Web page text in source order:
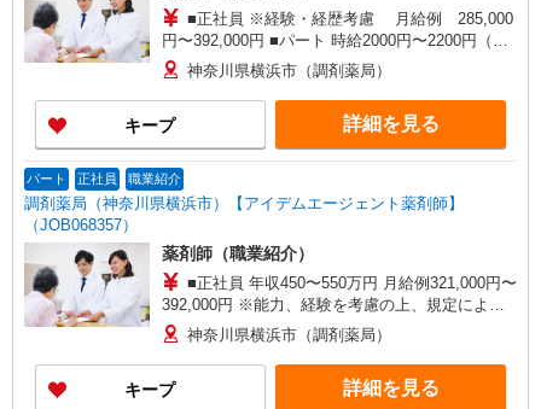
■正社員 ※経験・経歴考慮 月給例 285,000
円〜392,000円 ■パート 時給2000円〜2200円（経
験・経歴等を考慮） 週30時間以上出来る方歓迎
（平日のみ・午前のみは不可）
神奈川県横浜市（調剤薬局）
キープ 詳細を見る
パート 正社員 職業紹介
調剤薬局（神奈川県横浜市）【アイデムエージェント薬剤師】
（JOB068357）
薬剤師（職業紹介）
■正社員 年収450〜550万円 月給例321,000円〜
392,000円 ※能力、経験を考慮の上、規定により
決定します。 ※若手歓迎、34歳迄の調剤経験者 ■
パート 時給2000円以上、週30時間以上・土曜も
出来る方 ※若手歓迎、39歳迄の調剤経験者
神奈川県横浜市（調剤薬局）
キープ 詳細を見る